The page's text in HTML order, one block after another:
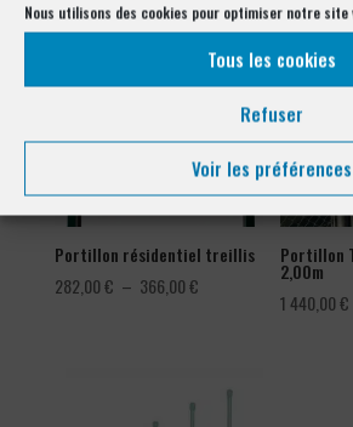
Nous utilisons des cookies pour optimiser notre site
Tous les cookies
Refuser
Voir les préférences
Portillon résidentiel treillis
282,00€ – 366,00€Plage
Portillon
2,00m
1 440,00€